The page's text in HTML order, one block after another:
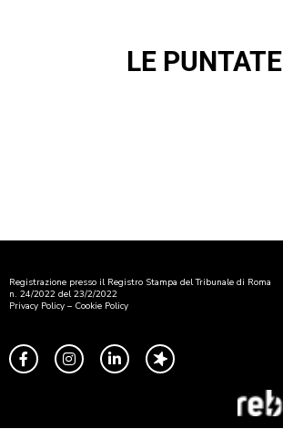
LE PUNTATE
Registrazione presso il Registro Stampa del Tribunale di Roma
n. 24/2022 del 23/2/2022
Privacy Policy – Cookie Policy